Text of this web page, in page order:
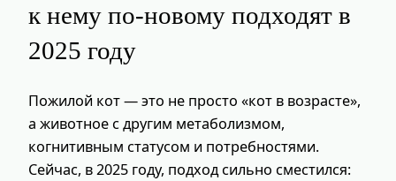
к нему по‑новому подходят в
2025 году
Пожилой кот — это не просто «кот в возрасте»,
а животное с другим метаболизмом,
когнитивным статусом и потребностями.
Сейчас, в 2025 году, подход сильно сместился: